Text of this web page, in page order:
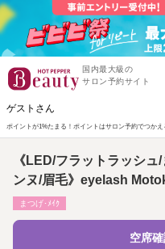
国内最大級の
サロン予約サイト
ゲストさん
ポイントが1%たまる！ ポイントはサロン予約でつかえ
《LED/フラットラッシ
ンヌ/眉毛》eyelash
まつげ･ﾒｲｸ
空席